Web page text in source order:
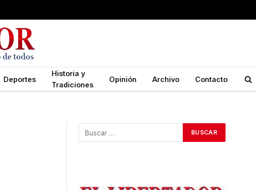
Deportes
Historia y
Tradiciones
Opinión Archivo Contacto